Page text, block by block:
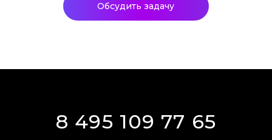
Обсудить задачу
8 495 109 77 65